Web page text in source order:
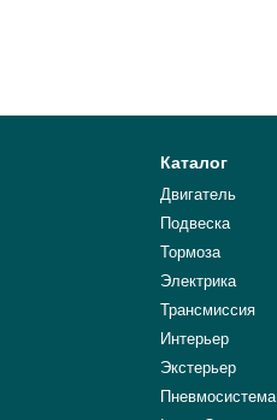
Каталог
Двигатель
Подвеска
Тормоза
Электрика
Трансмиссия
Интерьер
Экстерьер
Пневмосистема